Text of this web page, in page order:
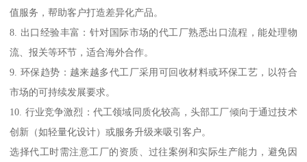
值服务，帮助客户打造差异化产品。
8. 出口经验丰富：针对国际市场的代工厂熟悉出口流程，能处理物
流、报关等环节，适合海外合作。
9. 环保趋势：越来越多代工厂采用可回收材料或环保工艺，以符合
市场的可持续发展要求。
10. 行业竞争激烈：代工领域同质化较高，头部工厂倾向于通过技术
创新（如轻量化设计）或服务升级来吸引客户。
选择代工时需注意工厂的资质、过往案例和实际生产能力，避免因